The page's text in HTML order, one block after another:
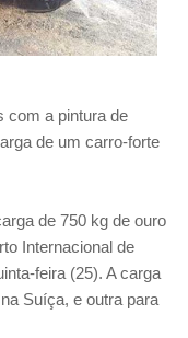
com a pintura de
de um carro-forte
de 750 kg de ouro
Internacional de
feira (25). A carga
Suíça, e outra para